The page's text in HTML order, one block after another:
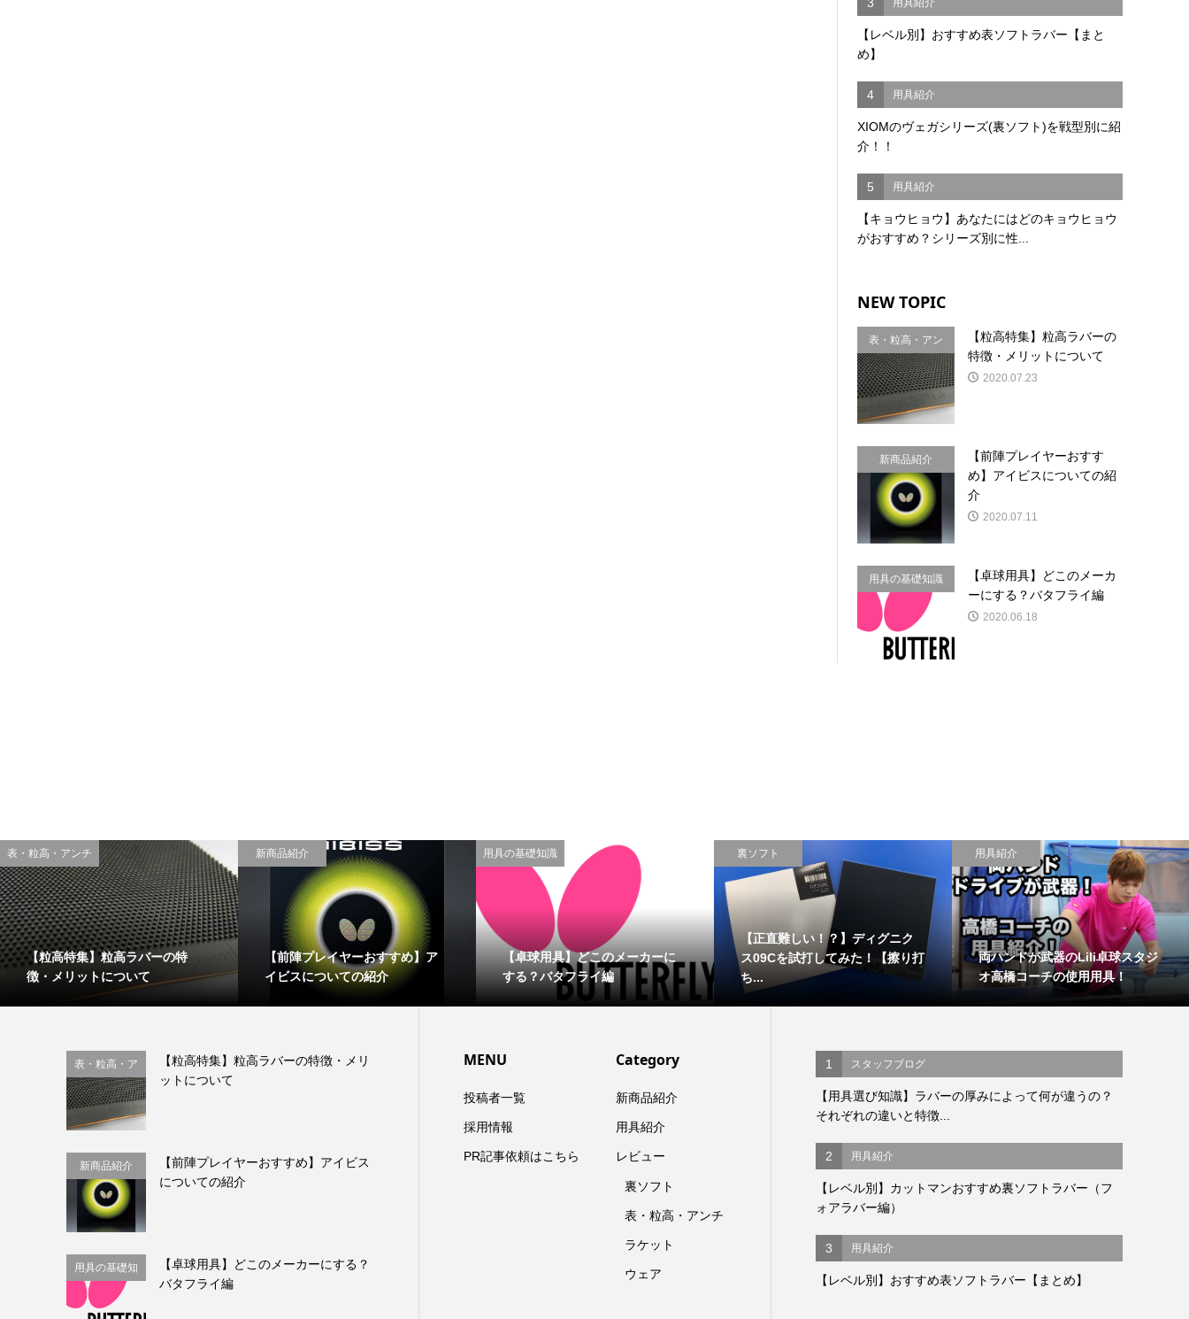
用具紹介
【レベル別】おすすめ表ソフトラバー【まと
め】
4 用具紹介
XIOMのヴェガシリーズ(裏ソフト)を戦型別に紹
介！！
5 用具紹介
【キョウヒョウ】あなたにはどのキョウヒョウ
がおすすめ？シリーズ別に性...
NEW TOPIC
表・粒高・アン
チ
【粒高特集】粒高ラバーの
特徴・メリットについて
2020.07.23
新商品紹介
【前陣プレイヤーおすす
め】アイビスについての紹
介
2020.07.11
用具の基礎知識
【卓球用具】どこのメーカ
ーにする？バタフライ編
2020.06.18
表・粒高・アンチ
【粒高特集】粒高ラバーの特
徴・メリットについて
新商品紹介
【前陣プレイヤーおすすめ】ア
イビスについての紹介
用具の基礎知識
【卓球用具】どこのメーカーに
する？バタフライ編
裏ソフト
【正直難しい！？】ディグニク
ス09Cを試打してみた！【擦り打
ち...
用具紹介
両ハンドが武器のLili卓球スタジ
オ高橋コーチの使用用具！
表・粒高・ア
ンチ
【粒高特集】粒高ラバーの特徴・メリ
ットについて
新商品紹介
【前陣プレイヤーおすすめ】アイビス
についての紹介
用具の基礎知
【卓球用具】どこのメーカーにする？
バタフライ編
MENU
投稿者一覧
採用情報
PR記事依頼はこちら
Category
新商品紹介
用具紹介
レビュー
裏ソフト
表・粒高・アンチ
ラケット
ウェア
1 スタッフブログ
【用具選び知識】ラバーの厚みによって何が違うの？
それぞれの違いと特徴...
2 用具紹介
【レベル別】カットマンおすすめ裏ソフトラバー（フ
ォアラバー編）
3 用具紹介
【レベル別】おすすめ表ソフトラバー【まとめ】